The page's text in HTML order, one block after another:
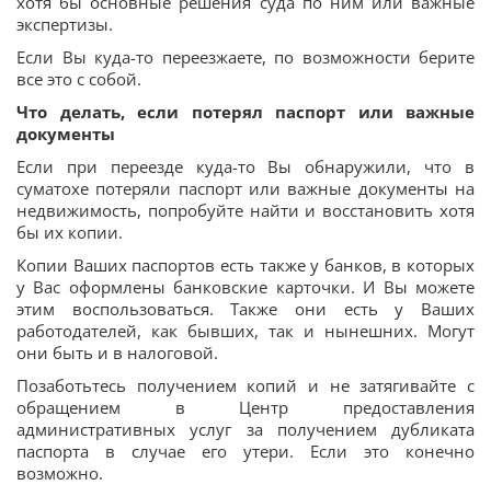
экспертизы.
Если Вы куда-то переезжаете, по возможности берите
все это с собой.
Что делать, если потерял паспорт или важные
документы
Если при переезде куда-то Вы обнаружили, что в
суматохе потеряли паспорт или важные документы на
недвижимость, попробуйте найти и восстановить хотя
бы их копии.
Копии Ваших паспортов есть также у банков, в которых
у Вас оформлены банковские карточки. И Вы можете
этим воспользоваться. Также они есть у Ваших
работодателей, как бывших, так и нынешних. Могут
они быть и в налоговой.
Позаботьтесь получением копий и не затягивайте с
обращением в Центр предоставления
административных услуг за получением дубликата
паспорта в случае его утери. Если это конечно
возможно.